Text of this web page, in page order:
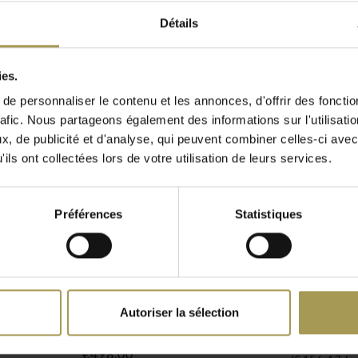
Détails
personnaliser le contenu et les annonces, d'offrir des
Nous partageons également des informations sur
de publicité et d'analyse, qui peuvent combiner celles-ci
ont collectées lors de votre utilisation de leurs services.
Préférences Statistiques
Autoriser la sélection
le bar de petit-
couleurs, alors
de la chaise
(hauteur). La chaise a
ou collectifs. Est une
reflète dans l'utilisation
modèles pour un look
Flaminia Chaise
€498,00
Mila
€377,00